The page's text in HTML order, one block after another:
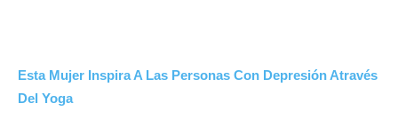
Esta Mujer Inspira A Las Personas Con Depresión Através
Del Yoga